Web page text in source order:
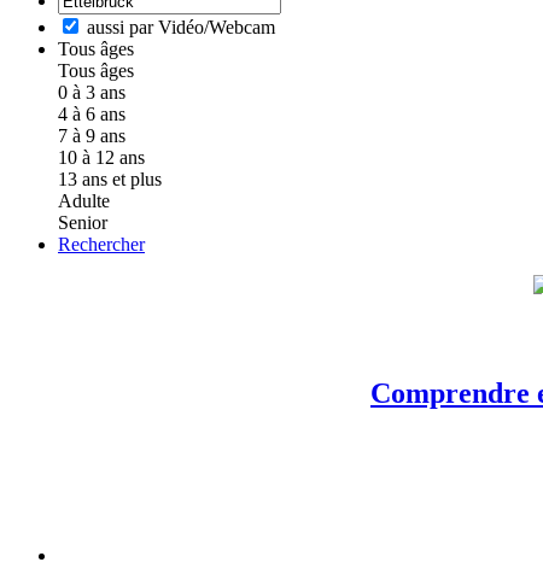
aussi par Vidéo/Webcam
Tous âges
Tous âges
0 à 3 ans
4 à 6 ans
7 à 9 ans
10 à 12 ans
13 ans et plus
Adulte
Senior
Rechercher
Comprendre